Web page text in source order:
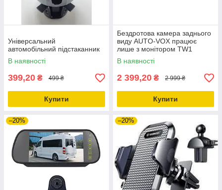
Універсальний
автомобільний підстаканник
В наявності
399,20 ₴ 499 ₴
Купити
Бездротова камера заднього
виду AUTO-VOX працює
лише з монітором TW1
В наявності
2 399,20 ₴ 2 999 ₴
Купити
–20% –20%